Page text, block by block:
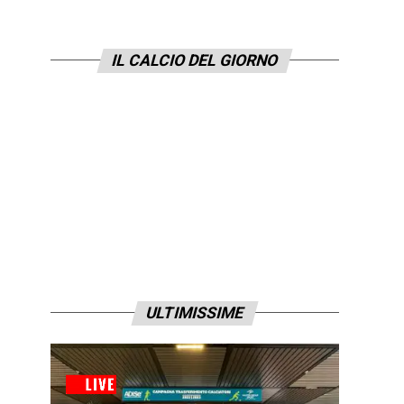
IL CALCIO DEL GIORNO
ULTIMISSIME